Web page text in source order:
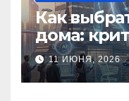
Как
дома:
11 ИЮНЯ, 2026